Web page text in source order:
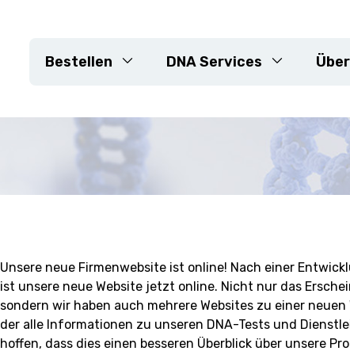
Bestellen DNA Services
DNA-Extraktion
Genotypisierungs-Arrays
Sortenkontrolle &
Reinheitsüberprüfung
Maßgeschneiderte
Über
Unsere neue Firmenwebsite ist online! Nach einer
ist unsere neue Website jetzt online. Nicht nur das
sondern wir haben auch mehrere Websites zu einer
der alle Informationen zu unseren DNA-Tests und
hoffen, dass dies einen besseren Überblick über unsere